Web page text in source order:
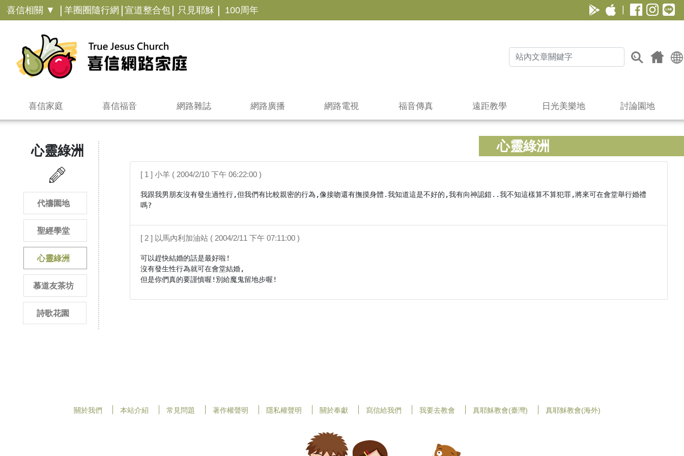
喜信相關 ▼ | 羊圈圈隨行網 | 宣道整合包 | 只見耶穌 | 100周年
喜信家庭 喜信福音 網路雜誌 網路廣播 網路電視 福音傳真 遠距教學 日光美樂地 討論園地
心靈綠洲
心靈綠洲
代禱園地
聖經學堂
心靈綠洲
慕道友茶坊
詩歌花園
[ 1 ] 小羊 ( 2004/2/10 下午 06:22:00 )
我跟我男朋友沒有發生過性行,但我們有比較親密的行為,像接吻還有撫摸身體.我知道這是不好的,我有向神認錯..我不知這樣算不算犯罪,將來可在會堂舉行婚禮
嗎?
[ 2 ] 以馬內利加油站 ( 2004/2/11 下午 07:11:00 )
可以趕快結婚的話是最好啦!
沒有發生性行為就可在會堂結婚,
但是你們真的要謹慎喔!別給魔鬼留地步喔!
關於我們 本站介紹 常見問題 著作權聲明 隱私權聲明 關於奉獻 寫信給我們 我要去教會 真耶穌教會(臺灣) 真耶穌教會(海外)